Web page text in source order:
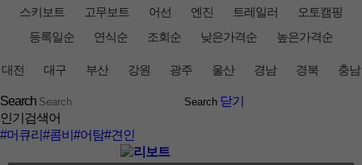
스키보트 고무보트 어선 엔진 트레일러
오토캠핑
등록일순
연식순 조회순 낮은가격순 높은가격순
대전 대구 부산 강원 광주 울산 경남 경북 충남
Search
닫기
인기검색어
#머큐리 #콤비 #어탐#견인